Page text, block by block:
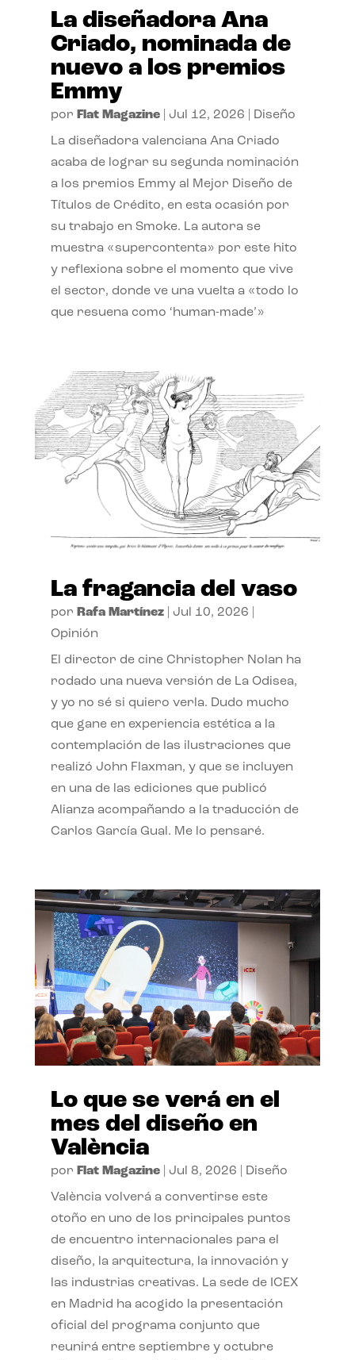
La diseñadora Ana
Criado, nominada de
nuevo a los premios
Emmy
por Flat Magazine| Jul 12, 2026 Diseño
La diseñadora valenciana Ana Criado
acaba de lograr su segunda nominación
a los premios Emmy al Mejor Diseño de
Títulos de Crédito, en esta ocasión por
su trabajo en Smoke. La autora se
muestra «supercontenta» por este hito
y reflexiona sobre el momento que vive
el sector, donde ve una vuelta a «todo lo
que resuena como ‘human-made’»
La fragancia del vaso
por Rafa Martínez| Jul 10, 2026
Opinión
El director de cine Christopher Nolan ha
rodado una nueva versión de La Odisea,
y yo no sé si quiero verla. Dudo mucho
que gane en experiencia estética a la
contemplación de las ilustraciones que
realizó John Flaxman, y que se incluyen
en una de las ediciones que publicó
Alianza acompañando a la traducción de
Carlos García Gual. Me lo pensaré.
Lo que se verá en el
mes del diseño en
València
por Flat Magazine| Jul 8, 2026 Diseño
València volverá a convertirse este
otoño en uno de los principales puntos
de encuentro internacionales para el
diseño, la arquitectura, la innovación y
las industrias creativas. La sede de ICEX
en Madrid ha acogido la presentación
oficial del programa conjunto que
reunirá entre septiembre y octubre